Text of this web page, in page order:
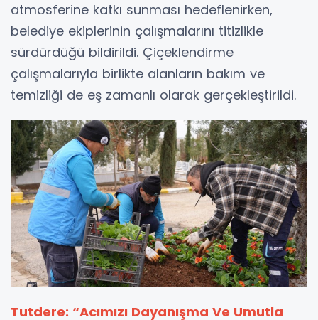
atmosferine katkı sunması hedeflenirken,
belediye ekiplerinin çalışmalarını titizlikle
sürdürdüğü bildirildi. Çiçeklendirme
çalışmalarıyla birlikte alanların bakım ve
temizliği de eş zamanlı olarak gerçekleştirildi.
Tutdere: “Acımızı Dayanışma Ve Umutla